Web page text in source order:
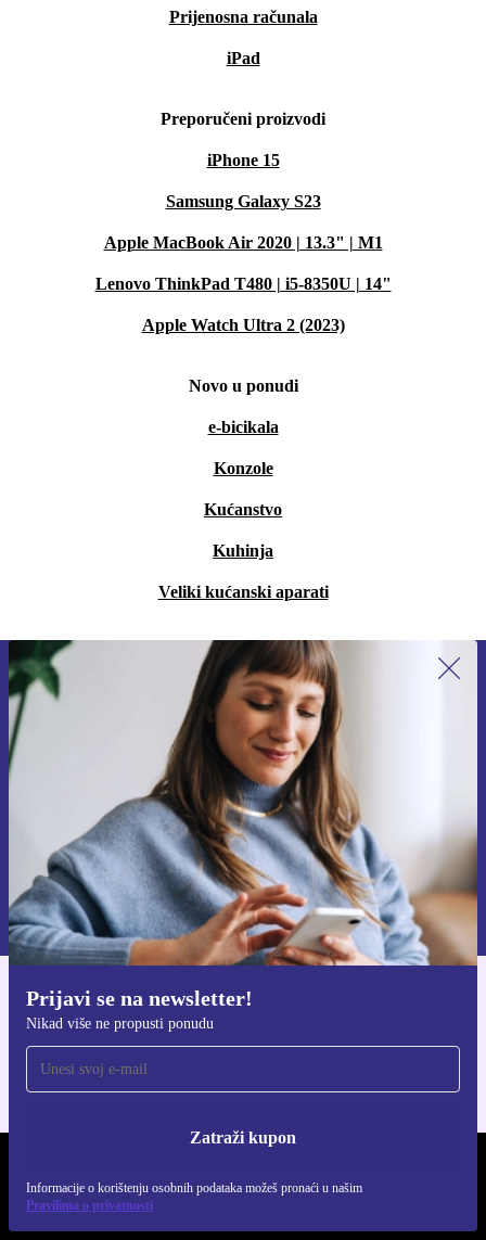
Prijenosna računala
iPad
Preporučeni proizvodi
iPhone 15
Samsung Galaxy S23
Apple MacBook Air 2020 | 13.3" | M1
Lenovo ThinkPad T480 | i5-8350U | 14"
Apple Watch Ultra 2 (2023)
Novo u ponudi
e-bicikala
Konzole
Kućanstvo
Kuhinja
Veliki kućanski aparati
Prijavi se na newsletter!
Nikad više ne propusti ponudu
Zatraži kupon
Informacije o korištenju osobnih podataka možeš pronaći u našim
Pravilima o privatnosti
Prijavi se na newsletter!
Nikad više ne propusti ponudu.
Zatraži kupon
Informacije o korištenju osobnih podataka možeš pronaći u našim
Pravilima privatnosti.
Preuzmi refurbed aplikaciju
Za iOS i Android